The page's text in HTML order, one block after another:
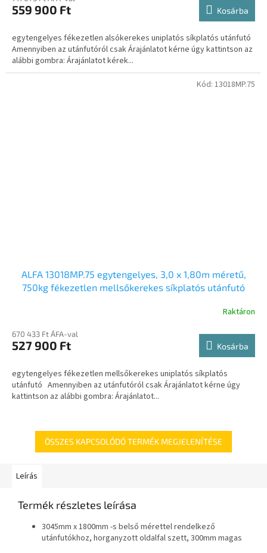
559 900 Ft Kosárba
egytengelyes fékezetlen alsókerekes uniplatós síkplatós utánfutó
Amennyiben az utánfutóról csak Árajánlatot kérne úgy kattintson az
alábbi gombra: Árajánlatot kérek...
ALFA 13018MP.75 egytengelyes, 3,0 x 1,80m méretű,
750kg fékezetlen mellsőkerekes síkplatós utánfutó
Raktáron
670 433 Ft ÁFA-val
527 900 Ft Kosárba
egytengelyes fékezetlen mellsőkerekes uniplatós síkplatós
utánfutó Amennyiben az utánfutóról csak Árajánlatot kérne úgy
kattintson az alábbi gombra: Árajánlatot...
Kód: 13018MP.75
ÖSSZES KAPCSOLÓDÓ TERMÉK MEGJELENÍTÉSE
Leírás
Termék részletes leírása
3045mm x 1800mm -s belső mérettel rendelkező
utánfutókhoz, horganyzott oldalfal szett, 300mm magas